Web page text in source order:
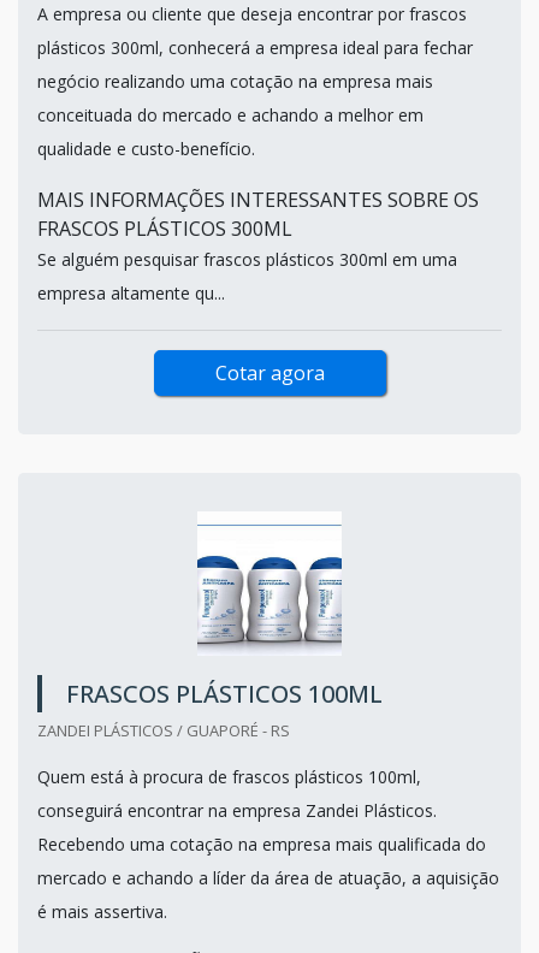
A empresa ou cliente que deseja encontrar por frascos
plásticos 300ml, conhecerá a empresa ideal para fechar
negócio realizando uma cotação na empresa mais
conceituada do mercado e achando a melhor em
qualidade e custo-benefício.
MAIS INFORMAÇÕES INTERESSANTES SOBRE OS
FRASCOS PLÁSTICOS 300ML
Se alguém pesquisar frascos plásticos 300ml em uma
empresa altamente qu...
Cotar agora
FRASCOS PLÁSTICOS 100ML
ZANDEI PLÁSTICOS / GUAPORÉ - RS
Quem está à procura de frascos plásticos 100ml,
conseguirá encontrar na empresa Zandei Plásticos.
Recebendo uma cotação na empresa mais qualificada do
mercado e achando a líder da área de atuação, a aquisição
é mais assertiva.